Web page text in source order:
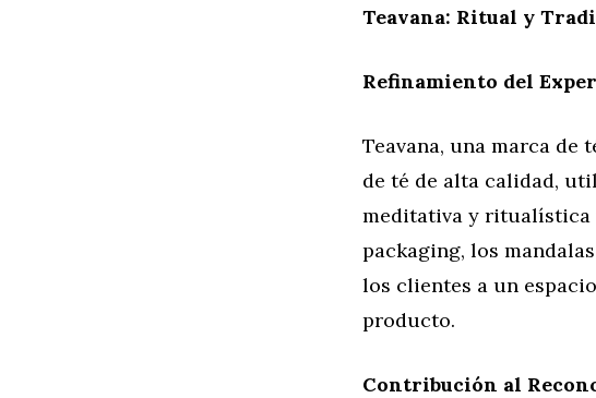
Teavana: Ritual y
Refinamiento del
Teavana, una marca de
de té de alta calidad,
meditativa y ritualística
packaging, los
los clientes a un
producto.
Contribución al